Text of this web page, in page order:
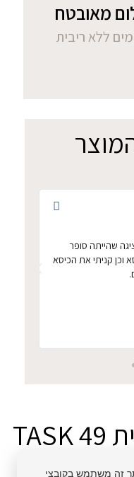
זה משתמש בקובצי
מאובטח
ללא ריבית
שהייתה סופר
וכן קניתי את הכיסא
מנורת לד שולחנית TASK 49